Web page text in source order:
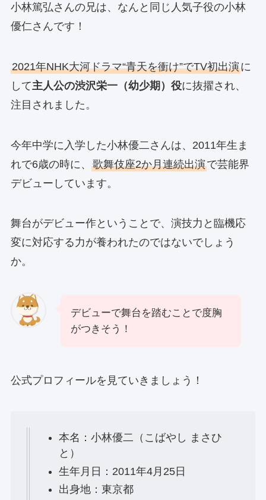
小林篤弘さんの兄は、なんと同じ人気子役の小林
優仁さんです！
2021年NHK大河ドラマ“青天を衝け”でTV初出演に
して主人公の渋沢栄一（幼少期）役に抜擢され、
注目されました。
今年中学に入学した小林優二さんは、2011年生ま
れで6歳の時に、 歌舞伎座2か月連続出演で芸能界
デビューしています。
舞台がデビュー作ということで、演技力と臨機応
変に対応する力が養われたのではないでしょう
か。
デビューで舞台を踏むことで度胸
がつきそう！
公式プロフィールを見ていきましょう！
本名：小林優二（こばやし まさひ
と）
生年月日：2011年4月25日
出身地：東京都